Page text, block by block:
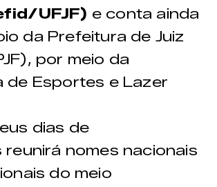
UFJF) e conta ainda
da Prefeitura de Juiz
por meio da
de Esportes e Lazer
dias de
reunirá nomes nacionais
do meio